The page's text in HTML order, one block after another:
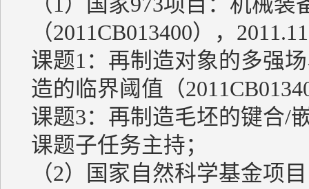
（2011CB013400），
课题1：再制造对象的多强
造的临界阈值（
课题3：再制造毛坯的键合/
课题子任务主持；
（2）国家自然科学基金项